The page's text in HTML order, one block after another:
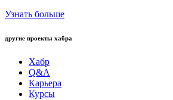
Узнать больше
другие проекты хабра
Хабр
Q&A
Карьера
Курсы